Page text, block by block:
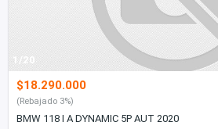
1/20
$18.290.000
(Rebajado 3%)
BMW 118 I A DYNAMIC 5P AUT 2020